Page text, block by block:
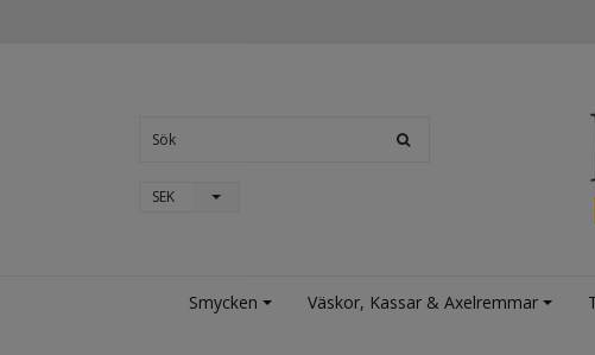
SEK
Smycken Väskor, Kassar & Axelremmar